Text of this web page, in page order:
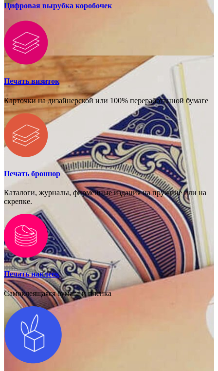
Цифровая вырубка коробочек
Печать визиток
Карточки на дизайнерской или 100% переработанной бумаге
Печать брошюр
Каталоги, журналы, фирменные издания на пружине или на
скрепке.
Печать наклеек
Самоклеящаяся бумага и пленка